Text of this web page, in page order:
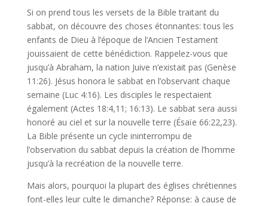
Si on prend tous les versets de la Bible traitant du
sabbat, on découvre des choses étonnantes: tous les
enfants de Dieu à l’époque de l’Ancien Testament
jouissaient de cette bénédiction. Rappelez-vous que
jusqu’à Abraham, la nation Juive n’existait pas (Genèse
11:26). Jésus honora le sabbat en l’observant chaque
semaine (Luc 4:16). Les disciples le respectaient
également (Actes 18:4,11; 16:13). Le sabbat sera aussi
honoré au ciel et sur la nouvelle terre (Ésaïe 66:22,23).
La Bible présente un cycle ininterrompu de
l’observation du sabbat depuis la création de l’homme
jusqu’à la recréation de la nouvelle terre.
Mais alors, pourquoi la plupart des églises chrétiennes
font-elles leur culte le dimanche? Réponse: à cause de